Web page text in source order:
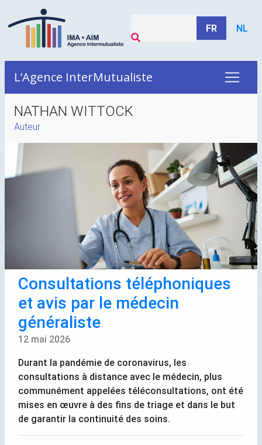
FR NL
L’Agence InterMutualiste
NATHAN WITTOCK
Auteur
Consultations téléphoniques
et avis par le médecin
généraliste
12 mai 2026
Durant la pandémie de coronavirus, les
consultations à distance avec le médecin, plus
communément appelées téléconsultations, ont été
mises en œuvre à des fins de triage et dans le but
de garantir la continuité des soins.